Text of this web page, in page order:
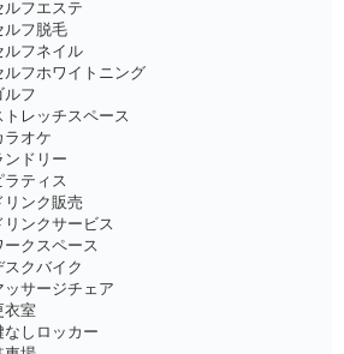
ルフエステ
ルフ脱毛
ルフネイル
ルフホワイトニング
ルフ
トレッチスペース
ラオケ
ンドリー
ラティス
リンク販売
リンクサービス
ークスペース
スクバイク
ッサージチェア
衣室
なしロッカー